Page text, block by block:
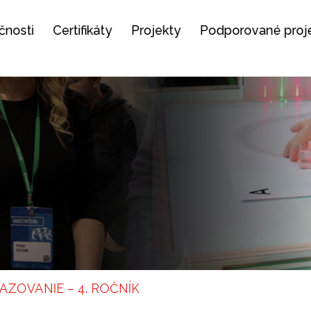
Certifikáty Projekty Podporované
– 4. ROČNÍK